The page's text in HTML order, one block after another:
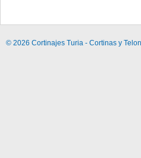
© 2026 Cortinajes Turia - Cortinas y